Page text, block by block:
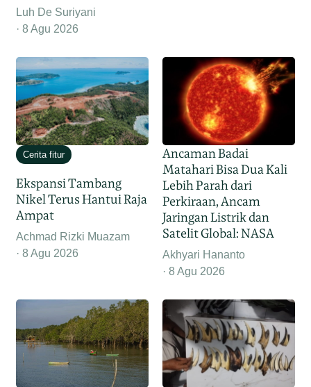
Luh De Suriyani
8 Agu 2026
Cerita fitur
Ekspansi Tambang
Nikel Terus Hantui Raja
Ampat
Achmad Rizki Muazam
8 Agu 2026
Ancaman Badai
Matahari Bisa Dua Kali
Lebih Parah dari
Perkiraan, Ancam
Jaringan Listrik dan
Satelit Global: NASA
Akhyari Hananto
8 Agu 2026